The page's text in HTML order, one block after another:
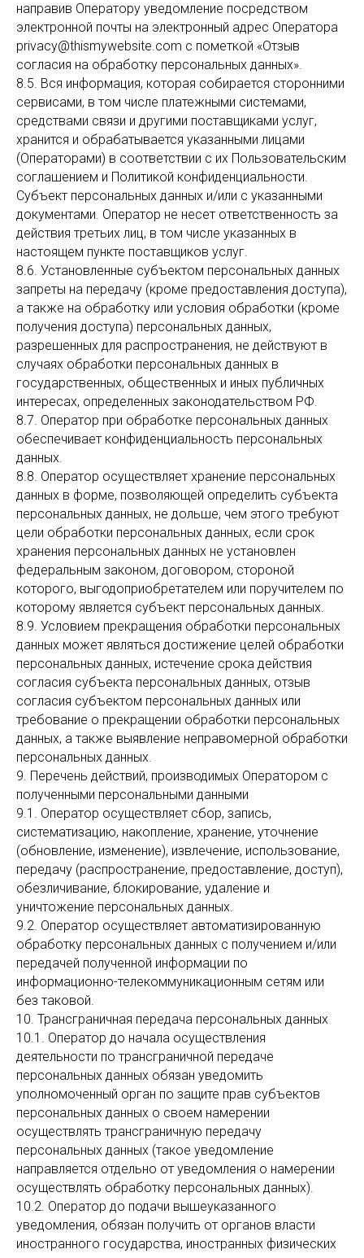
направив Оператору уведомление посредством
электронной почты на электронный адрес Оператора
privacy@thismywebsite.com с пометкой «Отзыв
согласия на обработку персональных данных».
8.5. Вся информация, которая собирается сторонними
сервисами, в том числе платежными системами,
средствами связи и другими поставщиками услуг,
хранится и обрабатывается указанными лицами
(Операторами) в соответствии с их Пользовательским
соглашением и Политикой конфиденциальности.
Субъект персональных данных и/или с указанными
документами. Оператор не несет ответственность за
действия третьих лиц, в том числе указанных в
настоящем пункте поставщиков услуг.
8.6. Установленные субъектом персональных данных
запреты на передачу (кроме предоставления доступа),
а также на обработку или условия обработки (кроме
получения доступа) персональных данных,
разрешенных для распространения, не действуют в
случаях обработки персональных данных в
государственных, общественных и иных публичных
интересах, определенных законодательством РФ.
8.7. Оператор при обработке персональных данных
обеспечивает конфиденциальность персональных
данных.
8.8. Оператор осуществляет хранение персональных
данных в форме, позволяющей определить субъекта
персональных данных, не дольше, чем этого требуют
цели обработки персональных данных, если срок
хранения персональных данных не установлен
федеральным законом, договором, стороной
которого, выгодоприобретателем или поручителем по
которому является субъект персональных данных.
8.9. Условием прекращения обработки персональных
данных может являться достижение целей обработки
персональных данных, истечение срока действия
согласия субъекта персональных данных, отзыв
согласия субъектом персональных данных или
требование о прекращении обработки персональных
данных, а также выявление неправомерной обработки
персональных данных.
9. Перечень действий, производимых Оператором с
полученными персональными данными
9.1. Оператор осуществляет сбор, запись,
систематизацию, накопление, хранение, уточнение
(обновление, изменение), извлечение, использование,
передачу (распространение, предоставление, доступ),
обезличивание, блокирование, удаление и
уничтожение персональных данных.
9.2. Оператор осуществляет автоматизированную
обработку персональных данных с получением и/или
передачей полученной информации по
информационно-телекоммуникационным сетям или
без таковой.
10. Трансграничная передача персональных данных
10.1. Оператор до начала осуществления
деятельности по трансграничной передаче
персональных данных обязан уведомить
уполномоченный орган по защите прав субъектов
персональных данных о своем намерении
осуществлять трансграничную передачу
персональных данных (такое уведомление
направляется отдельно от уведомления о намерении
осуществлять обработку персональных данных).
10.2. Оператор до подачи вышеуказанного
уведомления, обязан получить от органов власти
иностранного государства, иностранных физических